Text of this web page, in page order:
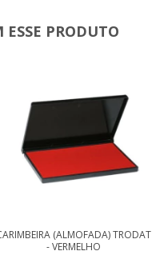
ESSE PRODUTO
(ALMOFADA) TRODAT
- VERMELHO